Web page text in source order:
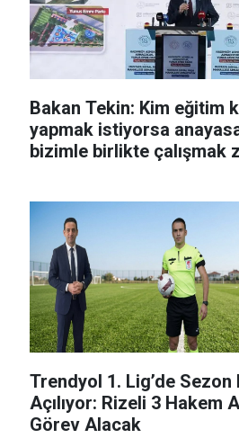
Bakan Tekin: Kim eğitim
yapmak istiyorsa
bizimle birlikte çalışmak
Trendyol 1. Lig’de Sezon
Açılıyor: Rizeli 3 Hakem
Görev Alacak